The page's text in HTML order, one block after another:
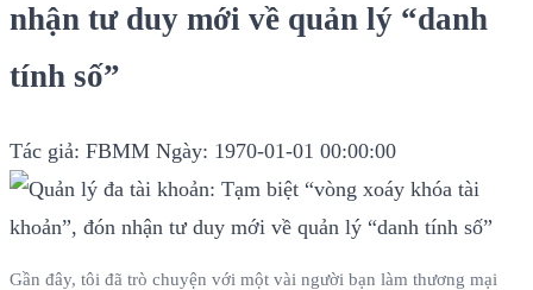
nhận tư duy mới về quản lý “danh
tính số”
Tác giả: FBMM Ngày: 1970-01-01 00:00:00
Gần đây, tôi đã trò chuyện với một vài người bạn làm thương mại